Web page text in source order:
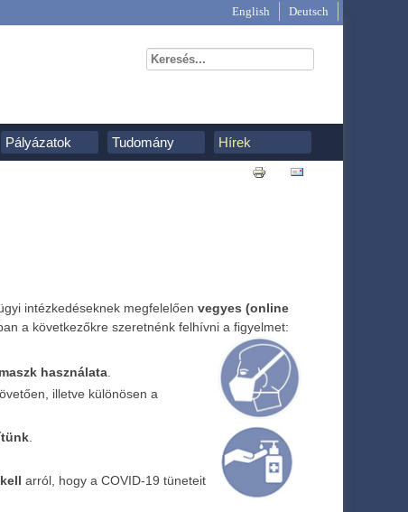
English Deutsch
Pályázatok Tudomány Hírek
intézkedéseknek megfelelően vegyes (online
a következőkre szeretnénk felhívni a figyelmet:
használata.
illetve különösen a
.
arról, hogy a COVID-19 tüneteit